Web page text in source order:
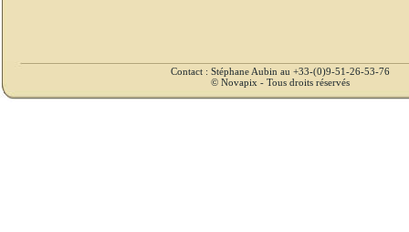
Contact : Stéphane Aubin au +33-(0)9-51-26-53-76
© Novapix - Tous droits réservés